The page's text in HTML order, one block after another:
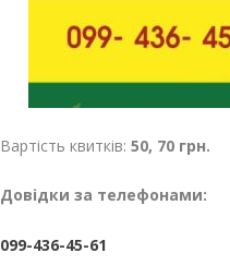
Вартість квитків:50, 70 грн.
Довідки за телефонами:
099-436-45-61